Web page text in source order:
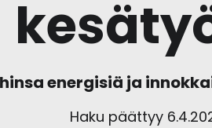
energisiä ja
Haku päättyy